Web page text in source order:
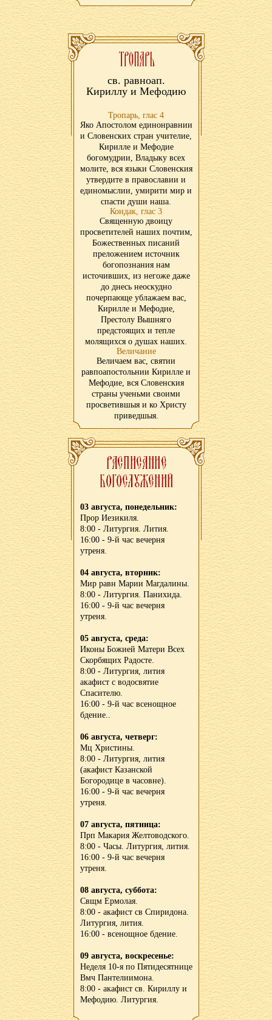
св. равноап.
Кириллу и Мефодию
Тропарь, глас 4
Яко Апостолом единонравнии
и Словенских стран учителие,
Кирилле и Мефодие
богомудрии, Владыку всех
молите, вся языки Словенския
утвердите в православии и
единомыслии, умирити мир и
спасти души наша.
Кондак, глас 3
Священную двоицу
просветителей наших почтим,
Божественных писаний
преложением источник
богопознания нам
источивших, из негоже даже
до днесь неоскудно
почерпающе ублажаем вас,
Кирилле и Мефодие,
Престолу Вышняго
предстоящих и тепле
молящихся о душах наших.
Величание
Величаем вас, святии
равпоапостольнии Кирилле и
Мефодие, вся Словенския
страны ученьми своими
просветившыя и ко Христу
приведшыя.
03 августа, понедельник:
Прор Иезикиля.
8:00 - Литургия. Лития.
16:00 - 9-й час вечерня
утреня.
04 августа, вторник:
Мир равн Марии Магдалины.
8:00 - Литургия. Панихида.
16:00 - 9-й час вечерня
утреня.
05 августа, среда:
Иконы Божией Матери Всех
Скорбящих Радосте.
8:00 - Литургия, лития
акафист с водосвятие
Спасителю.
16:00 - 9-й час всенощное
бдение..
06 августа, четверг:
Мц Христины.
8:00 - Литургия, лития
(акафист Казанской
Богородице в часовне).
16:00 - 9-й час вечерня
утреня.
07 августа, пятница:
Прп Макария Желтоводского.
8:00 - Часы. Литургия, лития.
16:00 - 9-й час вечерня
утреня.
08 августа, суббота:
Свщм Ермолая.
8:00 - акафист св Спиридона.
Литургия, лития.
16:00 - всенощное бдение.
09 августа, воскресенье:
Неделя 10-я по Пятидесятнице
Вмч Пантелиимона.
8:00 - акафист св. Кириллу и
Мефодию. Литургия.